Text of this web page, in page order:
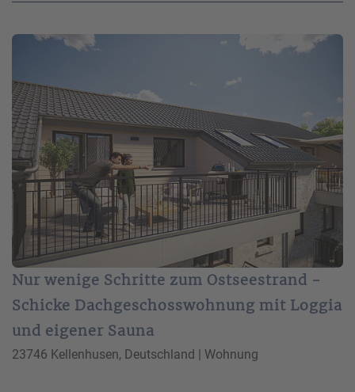
Bitte beachten Sie unsereHinweise zum Datenschutz
Ich habe die Datenschutzhinweise gelesen.*
Nur wenige Schritte zum Ostseestrand -
Schicke Dachgeschosswohnung mit Loggia
und eigener Sauna
23746 Kellenhusen, Deutschland | Wohnung